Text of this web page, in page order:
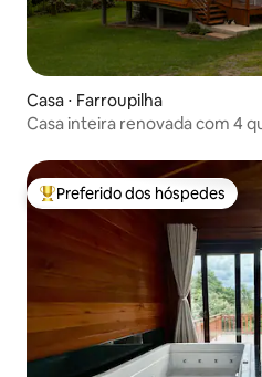
Casa ⋅ Farroupilha
Casa inteira renovada com 4
Entre os melhores preferidos
Preferido dos hóspedes